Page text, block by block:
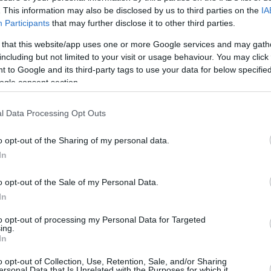
This information may also be disclosed by us to third parties on the
Participants that may further disclose it to other third parties.
that this website/app uses one or more Google services and may
but not limited to your visit or usage behaviour. You may
to Google and its third-party tags to use your data for below
consent section.
Data Processing Opt Outs
opt-out of the Sharing of my personal data.
opt-out of the Sale of my Personal Data.
opt-out of processing my Personal Data for Targeted
opt-out of Collection, Use, Retention, Sale, and/or Sharing
/info@eurohoops.net
ElAnadolu Efesfichará al pívot
George Papagiannis, según Sotiris
Vetakis. Eurohoops ha confirmado las
conversaciones en curso entre ambas
partes.
Papagiannis, de 27 años, se marchará
con el equipo francés en la Euroliga 2024-
por primera vez en la historia del club.
playoffs contra el Barcelona, ​​Papagiannis
rebotes tras no jugar en los cuatro
victoria de la semifinal de la Final Four